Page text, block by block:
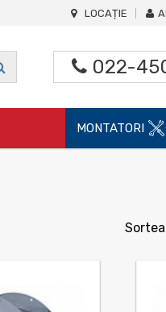
LOCAȚIE
022-
MONTATORI